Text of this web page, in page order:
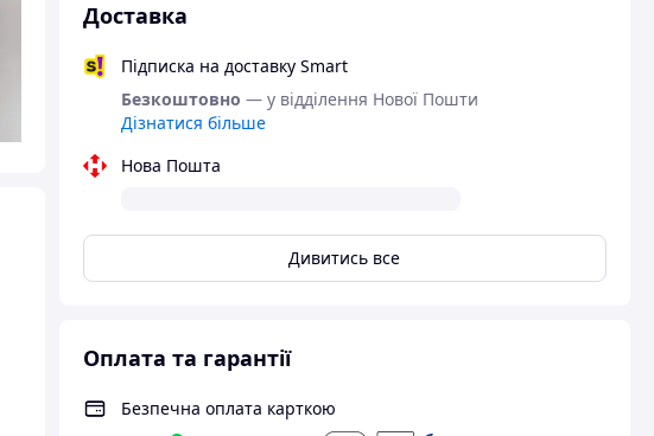
Доставка
Підписка на доставку Smart
Безкоштовно — у відділення Нової Пошти
Дізнатися більше
Нова Пошта
Дивитись все
Оплата та гарантії
Безпечна оплата карткою